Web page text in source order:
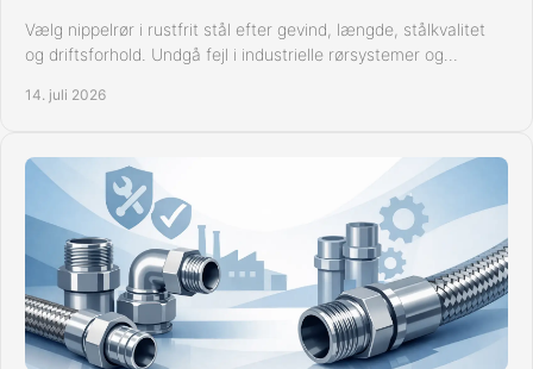
Vælg nippelrør i rustfrit stål efter gevind, længde, stålkvalitet
og driftsforhold. Undgå fejl i industrielle rørsystemer og
14. juli 2026